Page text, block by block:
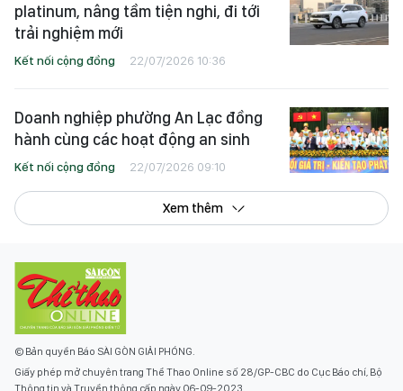
platinum, nâng tầm tiện nghi, đi tới
trải nghiệm mới
Kết nối cộng đồng 22/07/2026 10:36
Doanh nghiệp phường An Lạc đồng
hành cùng các hoạt động an sinh
Kết nối cộng đồng 22/07/2026 09:10
Xem thêm
© Bản quyền Báo SÀI GÒN GIẢI PHÓNG.
Giấy phép mở chuyên trang Thể Thao Online số 28/GP-CBC do Cục Báo chí, Bộ
Thông tin và Truyền thông cấp ngày 06-09-2023.